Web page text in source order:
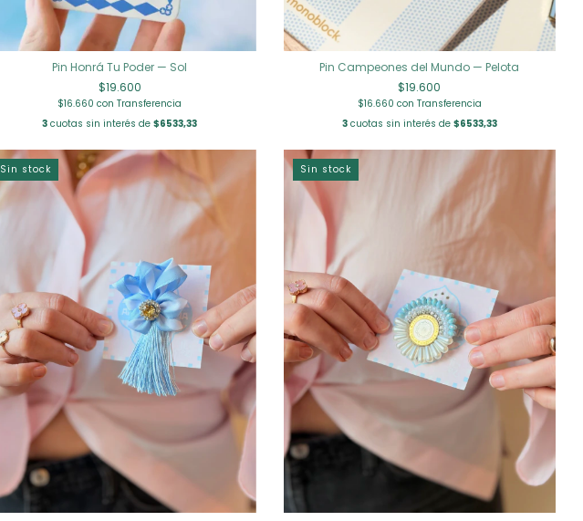
Pin Honrá Tu Poder — Sol
$19.600
$16.660con Transferencia
3 cuotas sin interés de$6533,33
Pin Campeones del Mundo — Pelota
$19.600
$16.660 con Transferencia
3cuotas sin interés de $6533,33
Sin stock Sin stock